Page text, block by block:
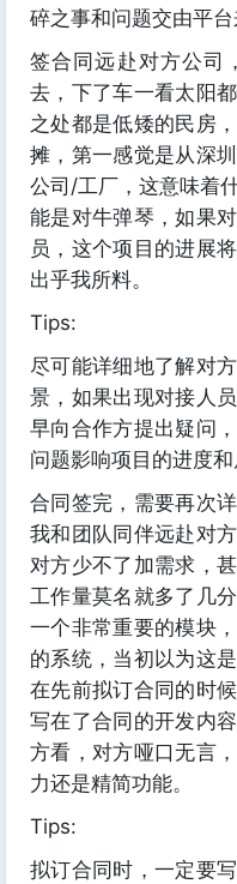
碎之事和问题交由平台
签合同远赴对方公司
去，下了车一看太阳
之处都是低矮的民房
摊，第一感觉是从深
公司/工厂，这意味着
能是对牛弹琴，如果
员，这个项目的进展
出乎我所料。
Tips:
尽可能详细地了解对
景，如果出现对接人
早向合作方提出疑问
问题影响项目的进度和
合同签完，需要再次
我和团队同伴远赴对
对方少不了加需求，
工作量莫名就多了几
一个非常重要的模块
的系统，当初以为这
在先前拟订合同的时
写在了合同的开发内
方看，对方哑口无言
力还是精简功能。
Tips:
拟订合同时，一定要